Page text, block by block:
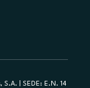
| SEDE: E.N. 14